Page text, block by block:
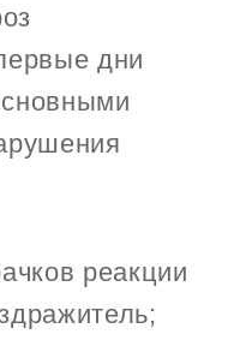
дни
реакции